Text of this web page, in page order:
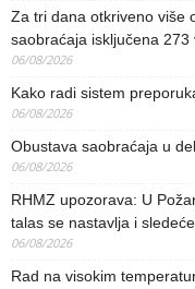
Za tri dana otkriveno više
saobraćaja isključena 273
06/08/2026
Kako radi sistem
06/08/2026
Obustava saobraćaja u
06/08/2026
RHMZ upozorava: U
talas se nastavlja i
06/08/2026
Rad na visokim